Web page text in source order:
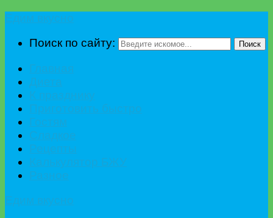
Поиск по сайту:
Поиск